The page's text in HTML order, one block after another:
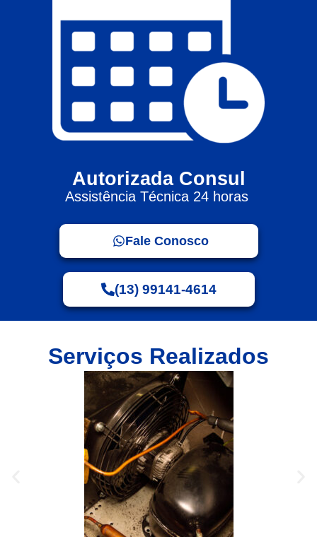
Autorizada Consul
Assistência Técnica 24 horas
Fale Conosco
(13) 99141-4614
Serviços Realizados